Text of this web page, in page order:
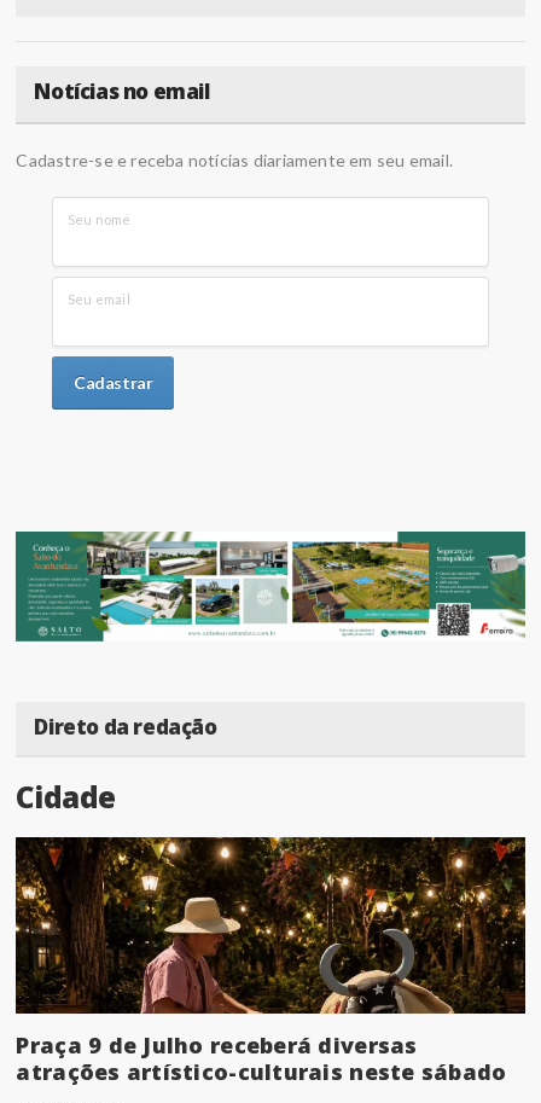
Notícias no email
Cadastre-se e receba notícias diariamente em seu email.
Seu nome
Seu email
Direto da redação
Cidade
Praça 9 de Julho receberá diversas
atrações artístico-culturais neste sábado